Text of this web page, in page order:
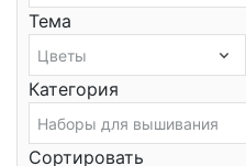
Тема
Категория
Сортировать